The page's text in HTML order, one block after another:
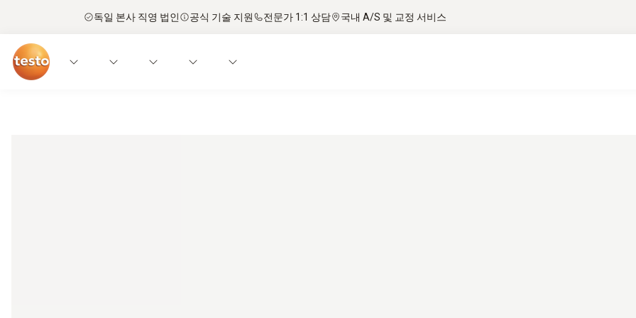
독일 본사 직영 법인 공식 기술 지원 전문가 1:1 상담 국내 A/S 및 교정 서비스